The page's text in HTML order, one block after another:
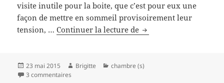
visite inutile pour la boite, que c’est pour eux une
façon de mettre en sommeil provisoirement leur
tension, …Continuer la lecture de Chambre
Publié
le
23 mai 2015 Auteur
Brigitte Catégories
chambre (s)
3 commentaires